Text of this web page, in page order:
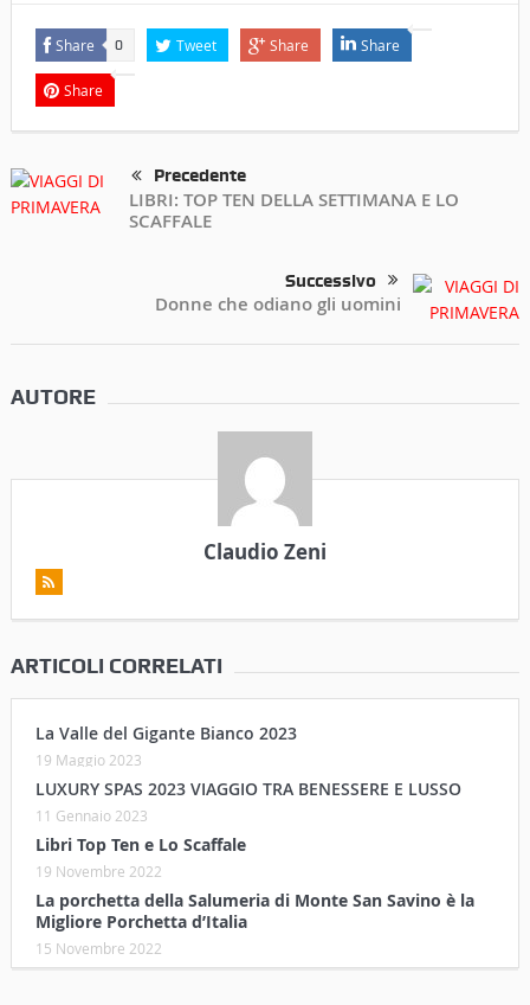
Share 0 Tweet Share Share
Share
Precedente
LIBRI: TOP TEN DELLA SETTIMANA E LO
SCAFFALE
Successivo
Donne che odiano gli uomini
AUTORE
Claudio Zeni
ARTICOLI CORRELATI
La Valle del Gigante Bianco 2023
19 Maggio 2023
LUXURY SPAS 2023 VIAGGIO TRA BENESSERE E LUSSO
11 Gennaio 2023
Libri Top Ten e Lo Scaffale
19 Novembre 2022
La porchetta della Salumeria di Monte San Savino è la
Migliore Porchetta d’Italia
15 Novembre 2022